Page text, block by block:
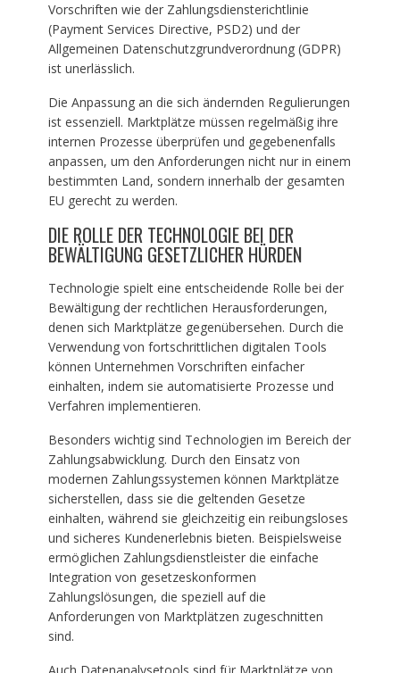
Vorschriften wie der Zahlungsdiensterichtlinie
(Payment Services Directive, PSD2) und der
Allgemeinen Datenschutzgrundverordnung (GDPR)
ist unerlässlich.
Die Anpassung an die sich ändernden Regulierungen
ist essenziell. Marktplätze müssen regelmäßig ihre
internen Prozesse überprüfen und gegebenenfalls
anpassen, um den Anforderungen nicht nur in einem
bestimmten Land, sondern innerhalb der gesamten
EU gerecht zu werden.
DIE ROLLE DER TECHNOLOGIE BEI DER
BEWÄLTIGUNG GESETZLICHER HÜRDEN
Technologie spielt eine entscheidende Rolle bei der
Bewältigung der rechtlichen Herausforderungen,
denen sich Marktplätze gegenübersehen. Durch die
Verwendung von fortschrittlichen digitalen Tools
können Unternehmen Vorschriften einfacher
einhalten, indem sie automatisierte Prozesse und
Verfahren implementieren.
Besonders wichtig sind Technologien im Bereich der
Zahlungsabwicklung. Durch den Einsatz von
modernen Zahlungssystemen können Marktplätze
sicherstellen, dass sie die geltenden Gesetze
einhalten, während sie gleichzeitig ein reibungsloses
und sicheres Kundenerlebnis bieten. Beispielsweise
ermöglichen Zahlungsdienstleister die einfache
Integration von gesetzeskonformen
Zahlungslösungen, die speziell auf die
Anforderungen von Marktplätzen zugeschnitten
sind.